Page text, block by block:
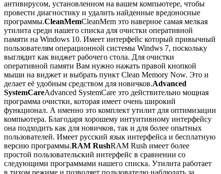
антивирусом, установленном на вашем компьютере, чтобы
провести диагностику и удалить найденные вредоносные
программы.CleanMemCleanMem это наверное самая мелкая
утилита среди нашего списка для очистки оперативной
памяти на Windows 10. Имеет интерфейс который привычный
пользователям операционной системы Windws 7, поскольку
выглядит как виджет рабочего стола. Для очистки
оперативной памяти Вам нужно нажать правой кнопкой
мыши на виджет и выбрать пункт Clean Memory Now. Это и
делает её удобным средством для новичков.Advanced
SystemCareAdvanced SystemCare это действительно мощная
программа очистки, которая имеет очень широкий
функционал. А именно это комплект утилит для оптимизации
компьютера. Благодаря хорошему интуитивному интерфейсу
она подходить как для новичков, так и для более опытных
пользователей. Имеет русский язык интерфейса и бесплатную
версию программы.RAM RushRAM Rush имеет более
простой пользовательский интерфейс в сравнении со
следующими программами нашего списка. Утилита работает